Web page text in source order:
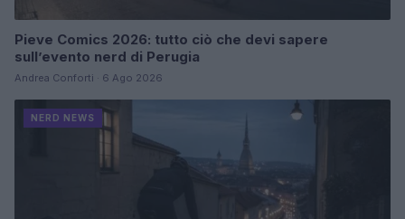
Pieve Comics 2026: tutto ciò che devi sapere
sull’evento nerd di Perugia
Andrea Conforti · 6 Ago 2026
NERD NEWS